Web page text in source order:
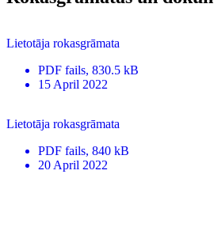
Lietotāja rokasgrāmata
PDF fails, 830.5 kB
15 April 2022
Lietotāja rokasgrāmata
PDF fails, 840 kB
20 April 2022